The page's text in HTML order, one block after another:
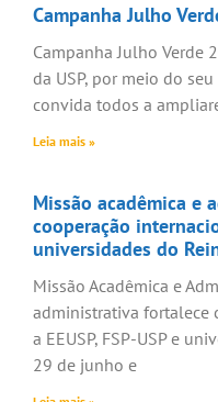
Campanha Julho
Campanha Julho Verde
da USP, por meio do
convida todos a
Leia mais »
Missão acadêmica e
cooperação
universidades do
Missão Acadêmica e
administrativa fortalece
a EEUSP, FSP-USP e
29 de junho e